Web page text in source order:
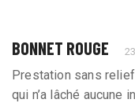
BONNET ROUGE
Prestation sans
qui n’a lâché aucune